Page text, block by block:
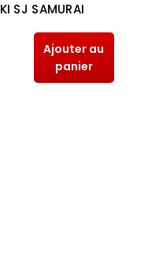
SJ SAMURAI
Ajouter au
panier